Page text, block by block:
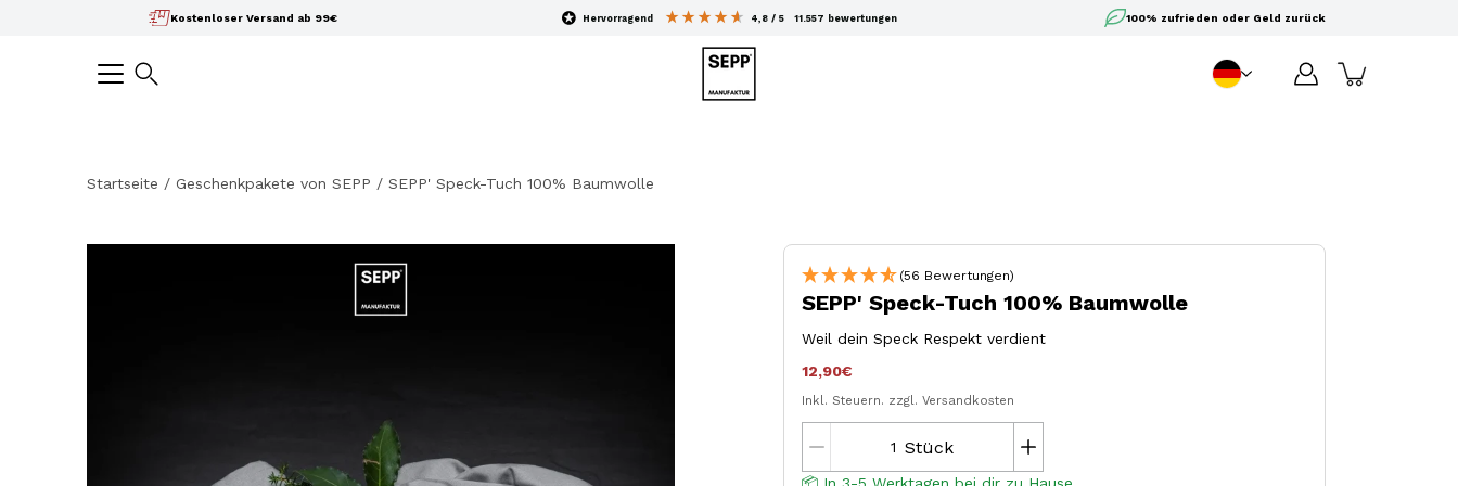
Kostenloser Versand ab 99€ hervorragend 4,8 / 5 11.557 bewertungen 100% zufrieden oder Geld zurück
DE
Startseite / Geschenkpakete von SEPP / SEPP' Speck-Tuch 100% Baumwolle
(56 Bewertungen)
SEPP' Speck-Tuch 100% Baumwolle
Weil dein Speck Respekt verdient
12,90€
Inkl. Steuern. zzgl. Versandkosten
Stück